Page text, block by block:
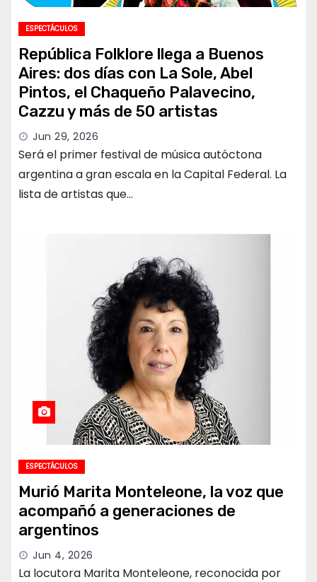
ESPECTÁCULOS
República Folklore llega a Buenos
Aires: dos días con La Sole, Abel
Pintos, el Chaqueño Palavecino,
Cazzu y más de 50 artistas
Jun 29, 2026
Será el primer festival de música autóctona
argentina a gran escala en la Capital Federal. La
lista de artistas que…
ESPECTÁCULOS
Murió Marita Monteleone, la voz que
acompañó a generaciones de
argentinos
Jun 4, 2026
La locutora Marita Monteleone, reconocida por